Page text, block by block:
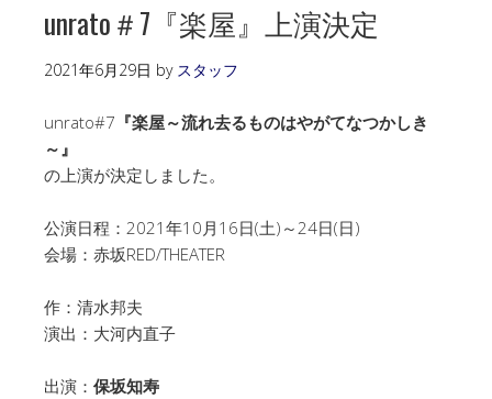
unrato＃7『楽屋』上演決定
2021年6月29日 by スタッフ
unrato#7 『楽屋～流れ去るものはやがてなつかしき
～』
の上演が決定しました。
公演日程：2021年10月16日(土)～24日(日)
会場：赤坂RED/THEATER
作：清水邦夫
演出：大河内直子
出演： 保坂知寿